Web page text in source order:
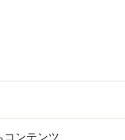
コンテンツ